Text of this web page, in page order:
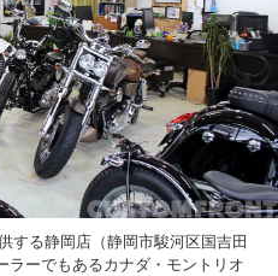
する静岡店（静岡市駿河区国吉田
ラーでもあるカナダ・モントリオ